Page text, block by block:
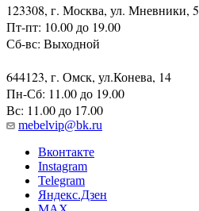
123308, г. Москва, ул. Мневники, 5
Пт-пт: 10.00 до 19.00
Сб-вс: Выходной
644123, г. Омск, ул.Конева, 14
Пн-Сб: 11.00 до 19.00
Вс: 11.00 до 17.00
mebelvip@bk.ru
Вконтакте
Instagram
Telegram
Яндекс.Дзен